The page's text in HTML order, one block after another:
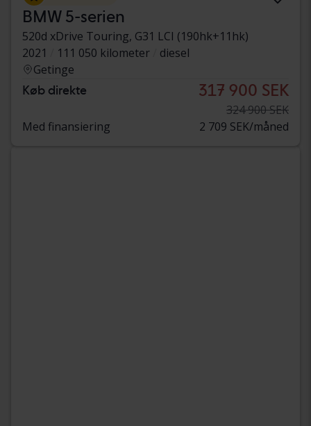
BMW 5-serien
520d xDrive Touring, G31 LCI (190hk+11hk)
2021
111 050 kilometer
diesel
Getinge
Køb direkte 317 900 SEK
324 900 SEK
Med finansiering
2 709 SEK/måned